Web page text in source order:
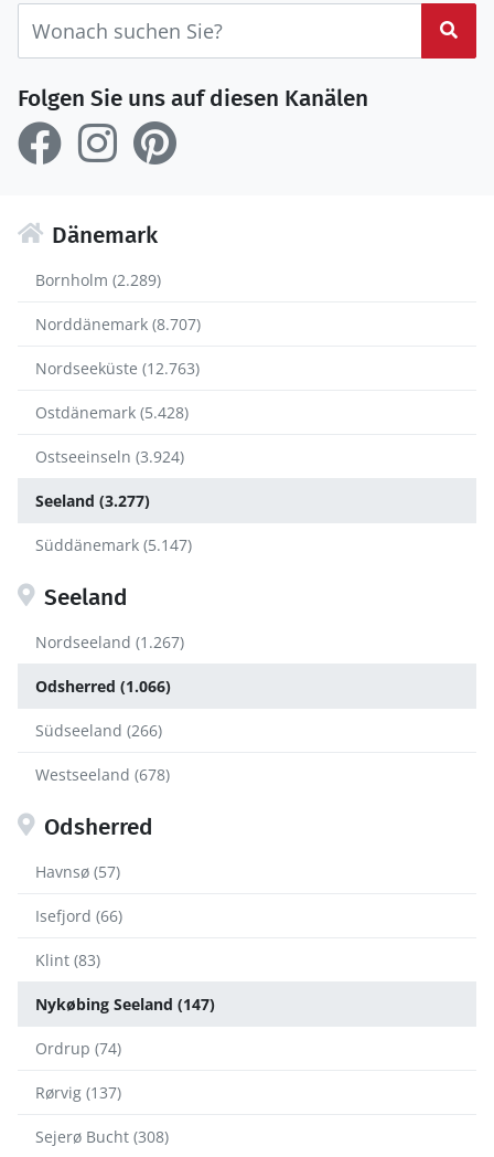
Folgen Sie uns auf diesen Kanälen
Dänemark
Bornholm (2.289)
Norddänemark (8.707)
Nordseeküste (12.763)
Ostdänemark (5.428)
Ostseeinseln (3.924)
Seeland (3.277)
Süddänemark (5.147)
Seeland
Nordseeland (1.267)
Odsherred (1.066)
Südseeland (266)
Westseeland (678)
Odsherred
Havnsø (57)
Isefjord (66)
Klint (83)
Nykøbing Seeland (147)
Ordrup (74)
Rørvig (137)
Sejerø Bucht (308)